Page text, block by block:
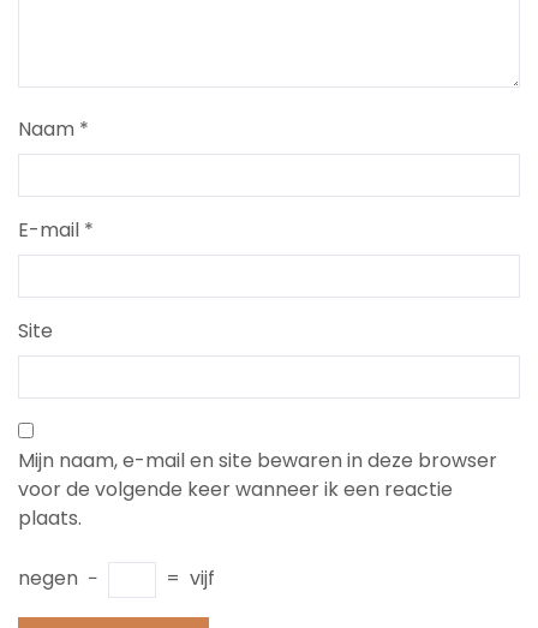
Naam *
E-mail *
Site
Mijn naam, e-mail en site bewaren in deze browser
voor de volgende keer wanneer ik een reactie
plaats.
negen − = vijf